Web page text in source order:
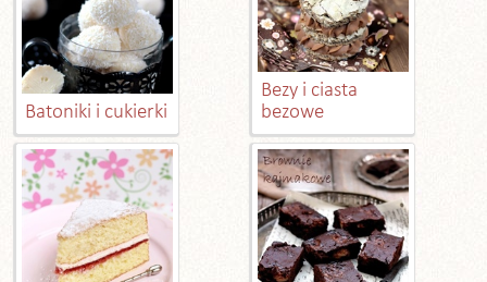
Batoniki i cukierki
Bezy i ciasta
bezowe